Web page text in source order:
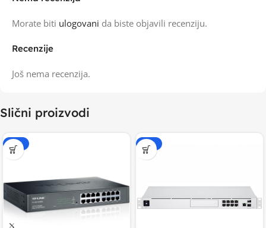
Recenzije
Još nema recenzija.
Morate biti ulogovani da biste objavili recenziju.
Slični proizvodi
-20% -20%